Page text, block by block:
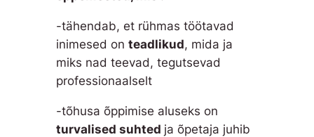
-tähendab, et rühmas töötavad
inimesed on teadlikud, mida ja
miks nad teevad, tegutsevad
professionaalselt
-tõhusa õppimise aluseks on
turvalised suhted ja õpetaja juhib